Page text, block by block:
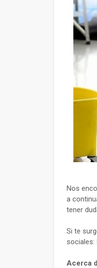
Nos
a
tener
Si te
sociales:
Acerca